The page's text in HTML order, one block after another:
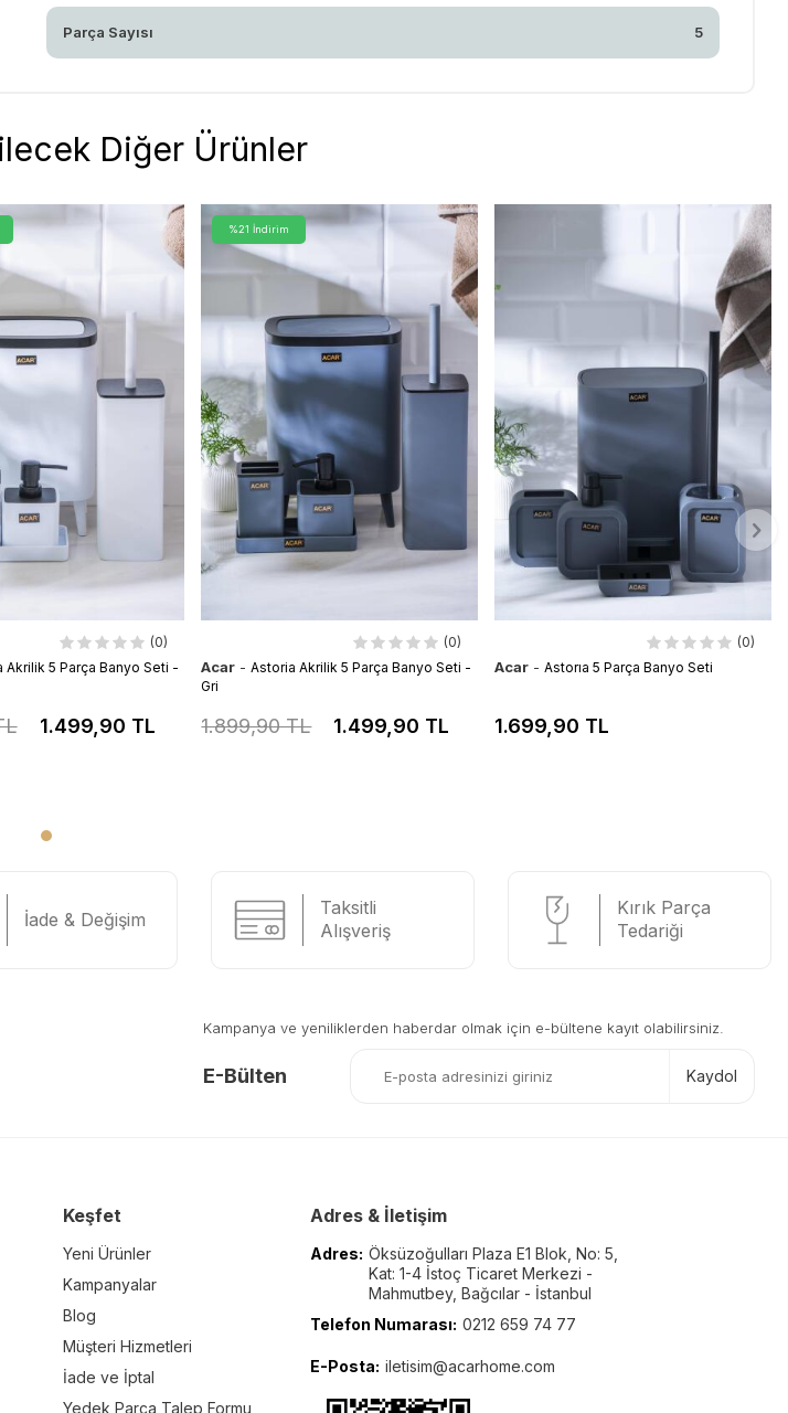
Parça Sayısı 5
Diğer Ürünler
(0)
Akrilik 5 Parça Banyo Seti -
1.499,90 TL
%21 İndirim
(0)
Acar - Astoria Akrilik 5 Parça Banyo Seti -
Gri
1.899,90 TL 1.499,90 TL
(0)
Acar - Astorıa 5 Parça Banyo Seti
1.699,90 TL
İade & Değişim
Taksitli
Alışveriş
Kırık Parça
Tedariği
Kampanya ve yeniliklerden haberdar olmak için e-bültene kayıt olabilirsiniz.
E-Bülten Kaydol
Keşfet
Yeni Ürünler
Kampanyalar
Blog
Müşteri Hizmetleri
İade ve İptal
Yedek Parça Talep Formu
Adres & İletişim
Adres: Öksüzoğulları Plaza E1 Blok, No: 5,
Kat: 1-4 İstoç Ticaret Merkezi -
Mahmutbey, Bağcılar - İstanbul
Telefon Numarası: 0212 659 74 77
E-Posta: iletisim@acarhome.com